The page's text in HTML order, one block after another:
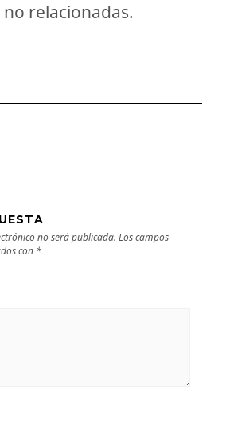
relacionadas.
no será publicada. Los campos
con *